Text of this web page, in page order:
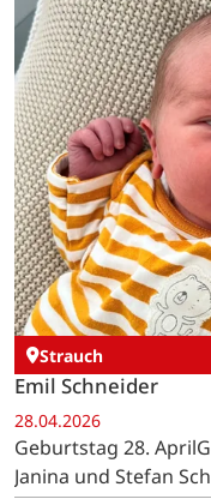
Strauch
Emil Schneider
28.04.2026
Geburtstag 28.
Janina und Stefan